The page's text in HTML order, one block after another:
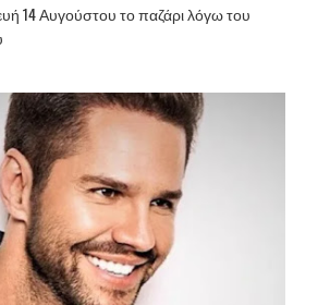
14 Αυγούστου το παζάρι λόγω του